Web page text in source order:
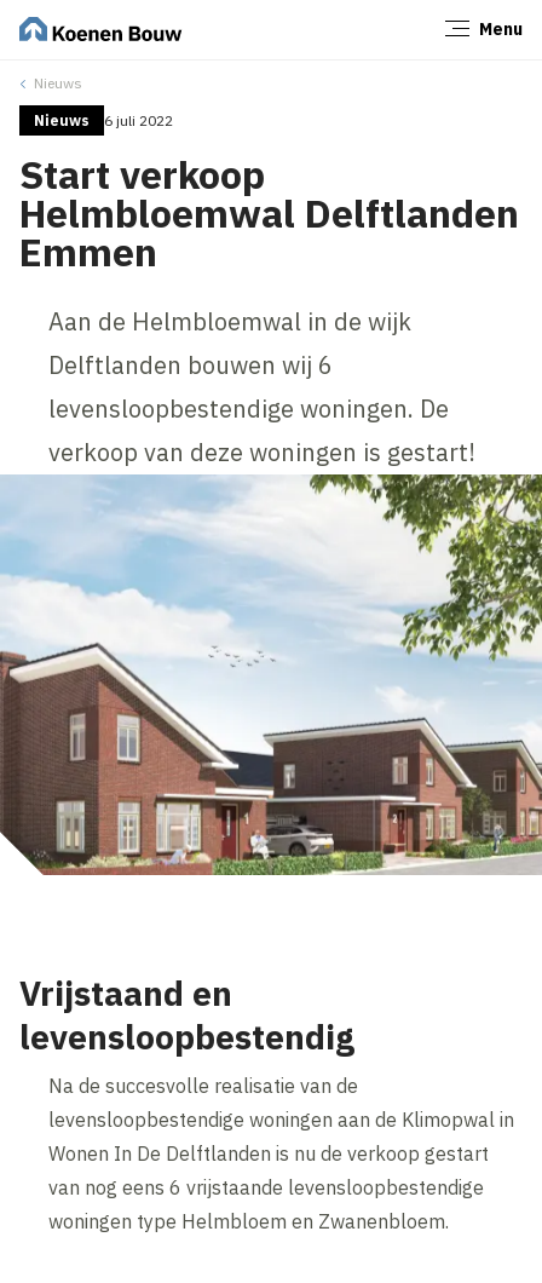
Menu
Nieuws
Nieuws 6 juli 2022
Start verkoop
Helmbloemwal Delftlanden
Emmen
Aan de Helmbloemwal in de wijk
Delftlanden bouwen wij 6
levensloopbestendige woningen. De
verkoop van deze woningen is gestart!
Vrijstaand en
levensloopbestendig
Na de succesvolle realisatie van de
levensloopbestendige woningen aan de Klimopwal in
Wonen In De Delftlanden is nu de verkoop gestart
van nog eens 6 vrijstaande levensloopbestendige
woningen type Helmbloem en Zwanenbloem.
Sluiten